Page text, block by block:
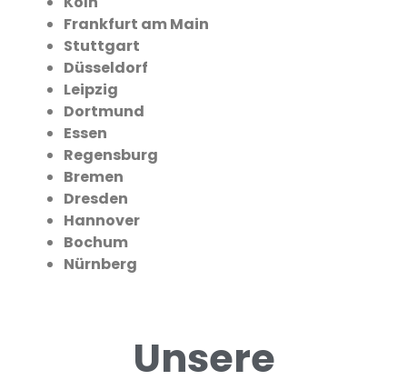
Frankfurt am Main
Stuttgart
Düsseldorf
Leipzig
Dortmund
Essen
Regensburg
Bremen
Dresden
Hannover
Bochum
Nürnberg
Unsere